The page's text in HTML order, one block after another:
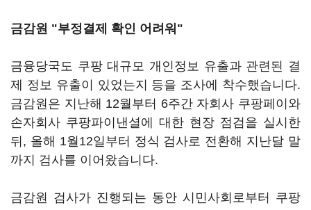
금감원 "부정결제 확인 어려워"
금융당국도 쿠팡 대규모 개인정보 유출과 관련된 결
제 정보 유출이 있었는지 등을 조사에 착수했습니다.
금감원은 지난해 12월부터 6주간 자회사 쿠팡페이와
손자회사 쿠팡파이낸셜에 대한 현장 점검을 실시한
뒤, 올해 1월12일부터 정식 검사로 전환해 지난달 말
까지 검사를 이어왔습니다.
금감원 검사가 진행되는 동안 시민사회로부터 쿠팡